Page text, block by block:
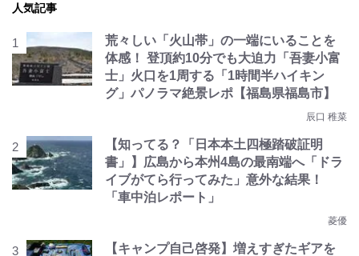
人気記事
荒々しい「火山帯」の一端にいることを
体感！ 登頂約10分でも大迫力「吾妻小富
士」火口を1周する「1時間半ハイキン
グ」パノラマ絶景レポ【福島県福島市】
辰口 稚菜
【知ってる？「日本本土四極踏破証明
書」】広島から本州4島の最南端へ「ドラ
イブがてら行ってみた」意外な結果！
「車中泊レポート」
菱優
【キャンプ自己啓発】増えすぎたギアを